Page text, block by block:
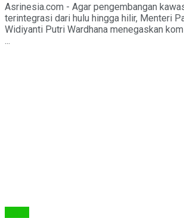
Asrinesia.com - Agar pengembangan
terintegrasi dari hulu hingga hilir, Menteri
Widiyanti Putri Wardhana menegaskan
...